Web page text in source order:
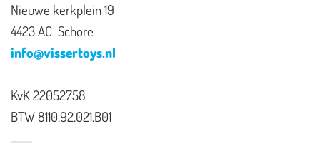
Nieuwe kerkplein 19
4423 AC Schore
info@vissertoys.nl
KvK 22052758
BTW 8110.92.021.B01